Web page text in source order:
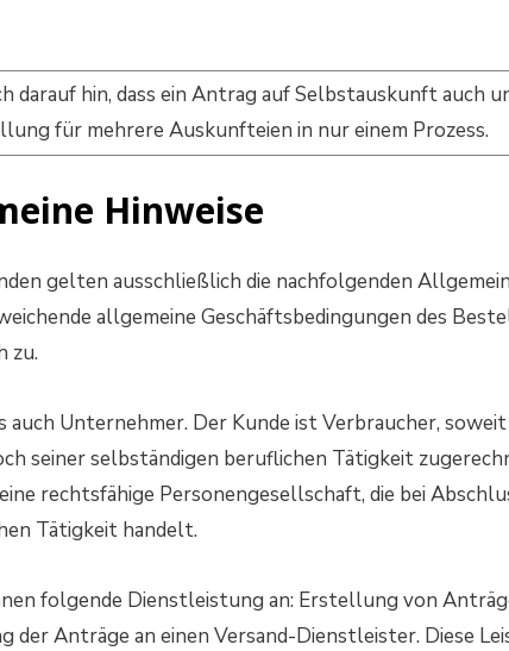
darauf hin, dass ein Antrag auf Selbstauskunft
für mehrere Auskunfteien in nur einem Prozess.
Hinweise
gelten ausschließlich die nachfolgenden
allgemeine Geschäftsbedingungen des
zu.
auch Unternehmer. Der Kunde ist Verbraucher,
seiner selbständigen beruflichen Tätigkeit
rechtsfähige Personengesellschaft, die bei
Tätigkeit handelt.
folgende Dienstleistung an: Erstellung von
Anträge an einen Versand-Dienstleister. Diese